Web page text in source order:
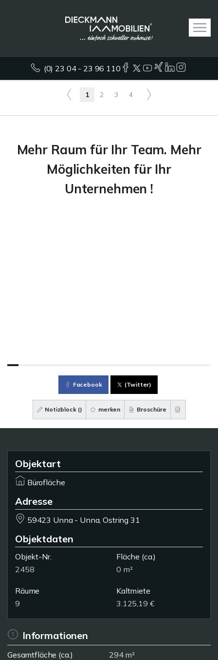
(0) 23 04 - 23 96 110
1 2 3 4
Mehr Raum für Ihr Team. Mehr
Möglichkeiten für Ihr
Unternehmen !
Facebook (Twitter)
Notizblock () merken Broschüre
Objektart
Bürofläche
Adresse
59423 Unna - Unna, Ostring 31
Objektdaten
Objekt-Nr.
2458
Fläche (ca.)
0 m²
Räume
9
Kaltmiete
3.125,19 €
Informationen
Gesamtfläche (ca.)
294 m²